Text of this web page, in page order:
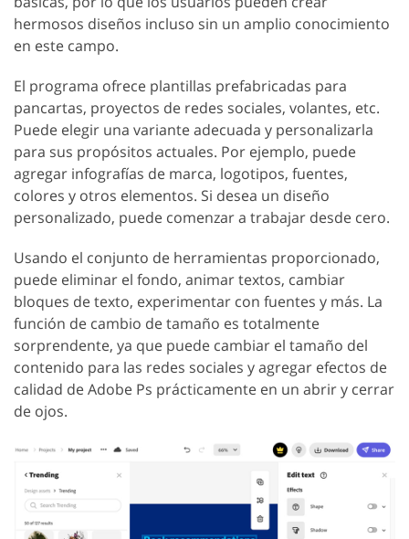
hermosos diseños incluso sin un amplio conocimiento
en este campo.
El programa ofrece plantillas prefabricadas para
pancartas, proyectos de redes sociales, volantes, etc.
Puede elegir una variante adecuada y personalizarla
para sus propósitos actuales. Por ejemplo, puede
agregar infografías de marca, logotipos, fuentes,
colores y otros elementos. Si desea un diseño
personalizado, puede comenzar a trabajar desde cero.
Usando el conjunto de herramientas proporcionado,
puede eliminar el fondo, animar textos, cambiar
bloques de texto, experimentar con fuentes y más. La
función de cambio de tamaño es totalmente
sorprendente, ya que puede cambiar el tamaño del
contenido para las redes sociales y agregar efectos de
calidad de Adobe Ps prácticamente en un abrir y cerrar
de ojos.